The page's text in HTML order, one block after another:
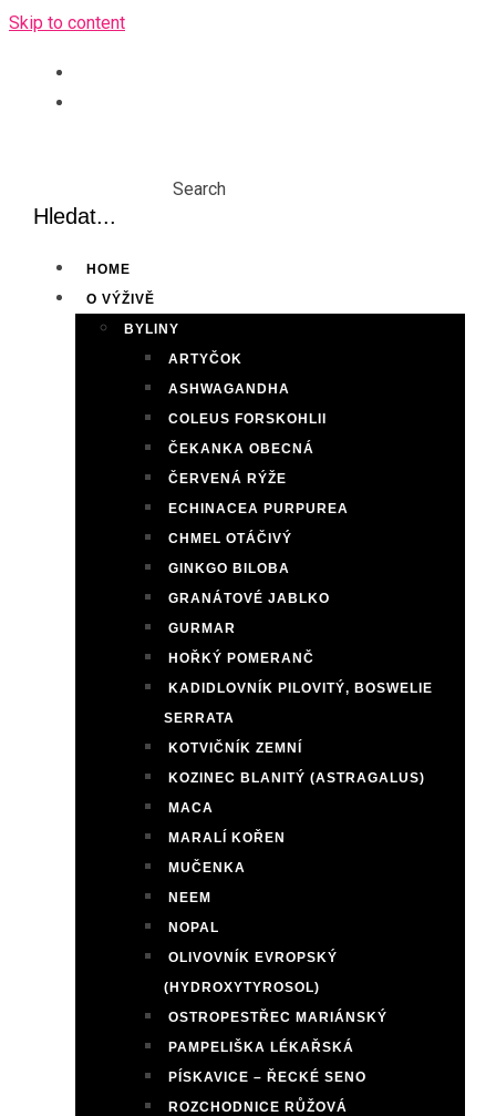
Skip to content
Search
HOME
O VÝŽIVĚ
BYLINY
ARTYČOK
ASHWAGANDHA
COLEUS FORSKOHLII
ČEKANKA OBECNÁ
ČERVENÁ RÝŽE
ECHINACEA PURPUREA
CHMEL OTÁČIVÝ
GINKGO BILOBA
GRANÁTOVÉ JABLKO
GURMAR
HOŘKÝ POMERANČ
KADIDLOVNÍK PILOVITÝ, BOSWELIE
SERRATA
KOTVIČNÍK ZEMNÍ
KOZINEC BLANITÝ (ASTRAGALUS)
MACA
MARALÍ KOŘEN
MUČENKA
NEEM
NOPAL
OLIVOVNÍK EVROPSKÝ
(HYDROXYTYROSOL)
OSTROPESTŘEC MARIÁNSKÝ
PAMPELIŠKA LÉKAŘSKÁ
PÍSKAVICE – ŘECKÉ SENO
ROZCHODNICE RŮŽOVÁ